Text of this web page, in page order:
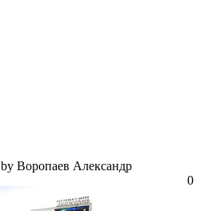
by Воропаев Александр
0